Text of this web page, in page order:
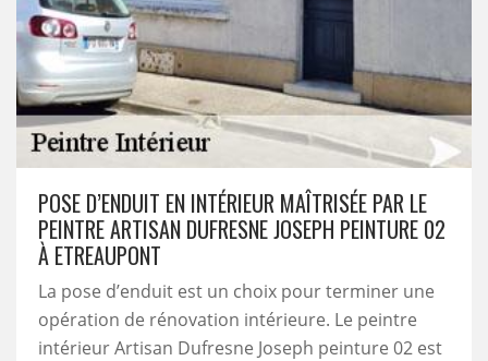
POSE D’ENDUIT EN INTÉRIEUR MAÎTRISÉE PAR LE
PEINTRE ARTISAN DUFRESNE JOSEPH PEINTURE 02
À ETREAUPONT
La pose d’enduit est un choix pour terminer une
opération de rénovation intérieure. Le peintre
intérieur Artisan Dufresne Joseph peinture 02 est